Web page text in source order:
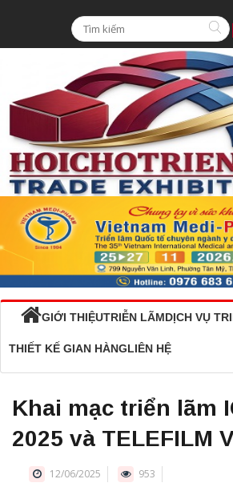
GIỚI THIỆUTRIỄN LÃMDỊCH VỤ
THIẾT KẾ GIAN HÀNGLIÊN HỆ
Khai mạc triển lãm
2025 và TELEFILM
12/06/2025 953